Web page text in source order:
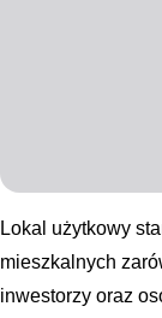
Lokal użytkowy
mieszkalnych
inwestorzy oraz